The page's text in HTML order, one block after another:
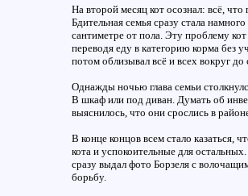
На второй месяц кот осознал: всё,
Бдительная семья сразу стала
сантиметре от пола. Эту проблему
переводя еду в категорию корма без
потом облизывал всё и всех вокруг
Однажды ночью глава семьи
В шкаф или под диван. Думать об
выяснилось, что они срослись в
В конце концов всем стало казаться,
кота и успокоительные для
сразу выдал фото Борзеля с
борьбу.